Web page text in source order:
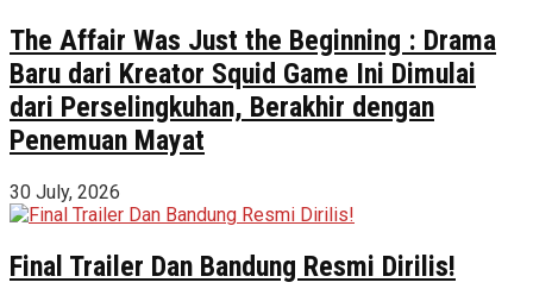
The Affair Was Just the Beginning : Drama
Baru dari Kreator Squid Game Ini Dimulai
dari Perselingkuhan, Berakhir dengan
Penemuan Mayat
30 July, 2026
Final Trailer Dan Bandung Resmi Dirilis!